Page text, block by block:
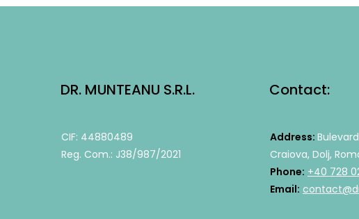
DR. MUNTEANU S.R.L.
CIF: 44880489
Reg. Com.: J38/987/2021
Contact:
Address:
Craiova, Dolj,
Phone: +40 728
Email: